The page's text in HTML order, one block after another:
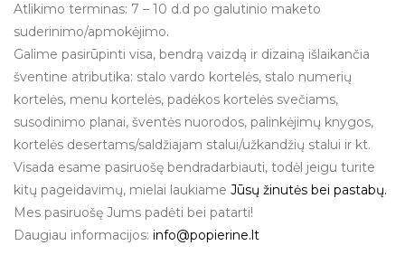
Atlikimo terminas: 7 – 10 d.d po galutinio maketo
suderinimo/apmokėjimo.
Galime pasirūpinti visa, bendrą vaizdą ir dizainą išlaikančia
šventine atributika: stalo vardo kortelės, stalo numerių
kortelės, menu kortelės, padėkos kortelės svečiams,
susodinimo planai, šventės nuorodos, palinkėjimų knygos,
kortelės desertams/saldžiajam stalui/užkandžių stalui ir kt.
Visada esame pasiruošę bendradarbiauti, todėl jeigu turite
kitų pageidavimų, mielai laukiame Jūsų žinutės bei pastabų.
Mes pasiruošę Jums padėti bei patarti!
Daugiau informacijos: info@popierine.lt